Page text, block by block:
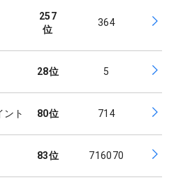
257
位
364
28位 5
ト 80位 714
83位 716070